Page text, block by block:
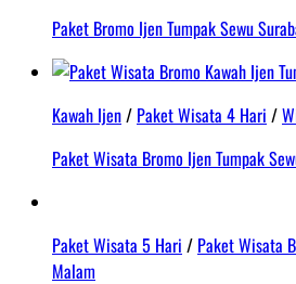
Paket Bromo Ijen Tumpak Sewu
Kawah Ijen/ Paket Wisata 4 Hari /
Paket Wisata Bromo Ijen Tumpak
Paket Wisata 5 Hari / Paket Wisata
Malam